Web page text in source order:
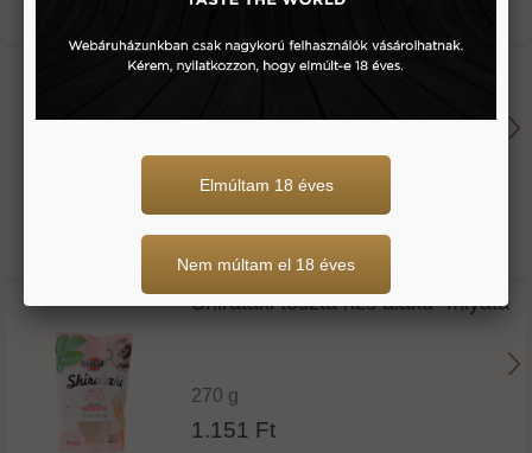
Shirataki spagetti bio -bioasia
270 g
1.350 Ft
Shirataki tészta rizs alakú -miyata
270 g
1.151 Ft
Elmúltam 18 éves
Nem múltam el 18 éves